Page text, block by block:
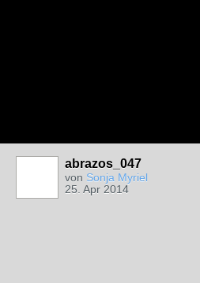
abrazos_047
von Sonja Myriel
25. Apr 2014